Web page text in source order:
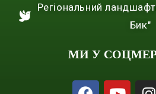
Регіональний
Бик"
МИ У